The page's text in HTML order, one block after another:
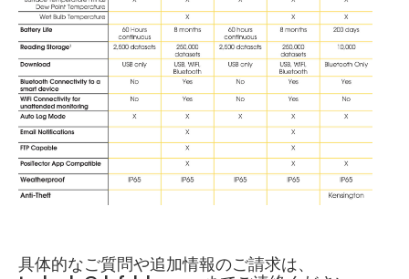
具体的なご質問や追加情報のご請求は、